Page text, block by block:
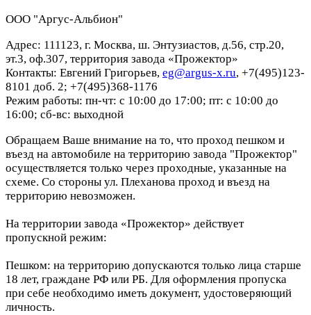
ООО "Аргус-Альбион"
Адрес: 111123, г. Москва, ш. Энтузиастов, д.56, стр.20,
эт.3, оф.307, территория завода «Прожектор»
Контакты: Евгений Григорьев, eg@argus-x.ru, +7(495)123-
8101 доб. 2; +7(495)368-1176
Режим работы: пн-чт: с 10:00 до 17:00; пт: с 10:00 до
16:00; сб-вс: выходной
Обращаем Ваше внимание на то, что проход пешком и
въезд на автомобиле на территорию завода "Прожектор"
осуществляется только через проходные, указанные на
схеме. Со стороны ул. Плеханова проход и въезд на
территорию невозможен.
На территории завода «Прожектор» действует
пропускной режим:
Пешком: на территорию допускаются только лица старше
18 лет, граждане РФ или РБ. Для оформления пропуска
при себе необходимо иметь документ, удостоверяющий
личность.